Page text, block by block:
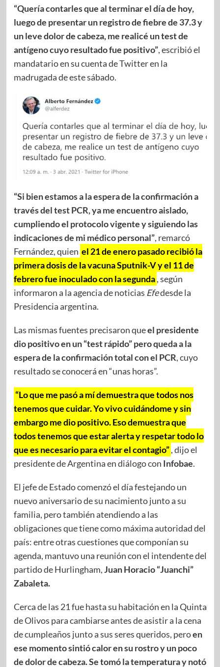
“Quería contarles que al terminar el día de hoy,
luego de presentar un registro de fiebre de 37.3 y
un leve dolor de cabeza, me realicé un test de
antígeno cuyo resultado fue positivo”, escribió el
mandatario en su cuenta de Twitter en la
madrugada de este sábado.
“Si bien estamos a la espera de la confirmación a
través del test PCR, ya me encuentro aislado,
cumpliendo el protocolo vigente y siguiendo las
indicaciones de mi médico personal”, remarcó
Fernández, quien el 21 de enero pasado recibió la
primera dosis de la vacuna Sputnik-V y el 11 de
febrero fue inoculado con la segunda , según
informaron a la agencia de noticias Efedesde la
Presidencia argentina.
Las mismas fuentes precisaron queel presidente
dio positivo en un “test rápido” pero queda a la
espera de la confirmación total con el PCR, cuyo
resultado se conocerá en “unas horas”.
“Lo que me pasó a mí demuestra que todos nos
tenemos que cuidar. Yo vivo cuidándome y sin
embargo me dio positivo. Eso demuestra que
todos tenemos que estar alerta y respetar todo lo
que es necesario para evitar el contagio” , dijo el
presidente de Argentina en diálogo con Infobae.
El jefe de Estado comenzó el día festejando un
nuevo aniversario de su nacimiento junto a su
familia, pero también atendiendo a las
obligaciones que tiene como máxima autoridad del
país: entre otras cuestiones que componían su
agenda, mantuvo una reunión con el intendente del
partido de Hurlingham,Juan Horacio “Juanchi”
Zabaleta.
Cerca de las 21 fue hasta su habitación en la Quinta
de Olivos para cambiarse antes de asistir a la cena
de cumpleaños junto a sus seres queridos, peroen
ese momento sintió calor en su rostro y un poco
de dolor de cabeza. Se tomó la temperatura y notó